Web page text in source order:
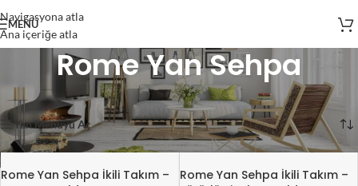
Navigasyona atla
Ana içeriğe atla
MENÜ
Rome Yan Sehpa
Ana Sayfa / Sehpa/Rome Yan Sehpa 2 sonucun tümü gösteriliyor
Yan Menüyü Aç
Rome Yan Sehpa İkili Takım –
Rome Yan Sehpa İkili Takım –